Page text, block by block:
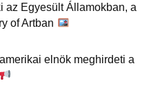
az Egyesült Államokban, a
of Artban
elnök meghirdeti a